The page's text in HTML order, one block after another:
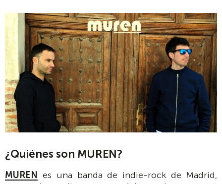
¿Quiénes son MUREN?
MUREN
es una banda de indie-rock de Madrid,